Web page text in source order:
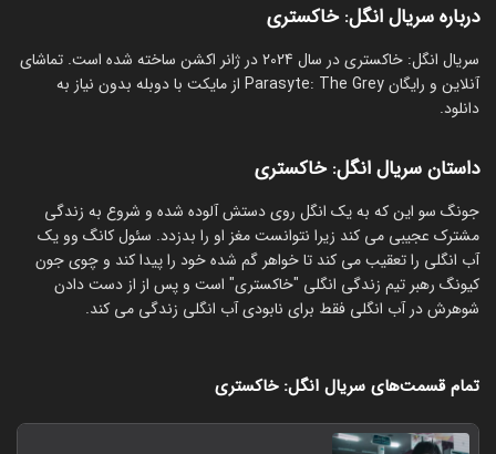
درباره سریال انگل: خاکستری
سریال انگل: خاکستری در سال 2024 در ژانر اکشن ساخته شده است. تماشای
آنلاین و رایگان Parasyte: The Grey از مایکت با دوبله بدون نیاز به
دانلود.
داستان سریال انگل: خاکستری
جونگ سو این که به یک انگل روی دستش آلوده شده و شروع به زندگی
مشترک عجیبی می کند زیرا نتوانست مغز او را بدزدد. سئول کانگ وو یک
آب انگلی را تعقیب می کند تا خواهر گم شده خود را پیدا کند و چوی جون
کیونگ رهبر تیم زندگی انگلی "خاکستری" است و پس از از دست دادن
شوهرش در آب انگلی فقط برای نابودی آب انگلی زندگی می کند.
تمام قسمت‌های سریال انگل: خاکستری